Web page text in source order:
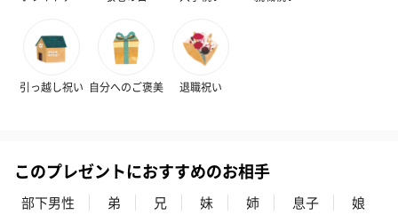
引っ越し祝い 自分へのご褒美 退職祝い
このプレゼントにおすすめのお相手
部下男性 弟 兄 妹 姉 息子
娘